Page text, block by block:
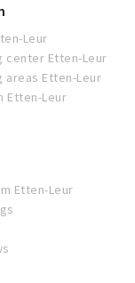
Leur
center Etten-Leur
areas Etten-Leur
Etten-Leur
Etten-Leur